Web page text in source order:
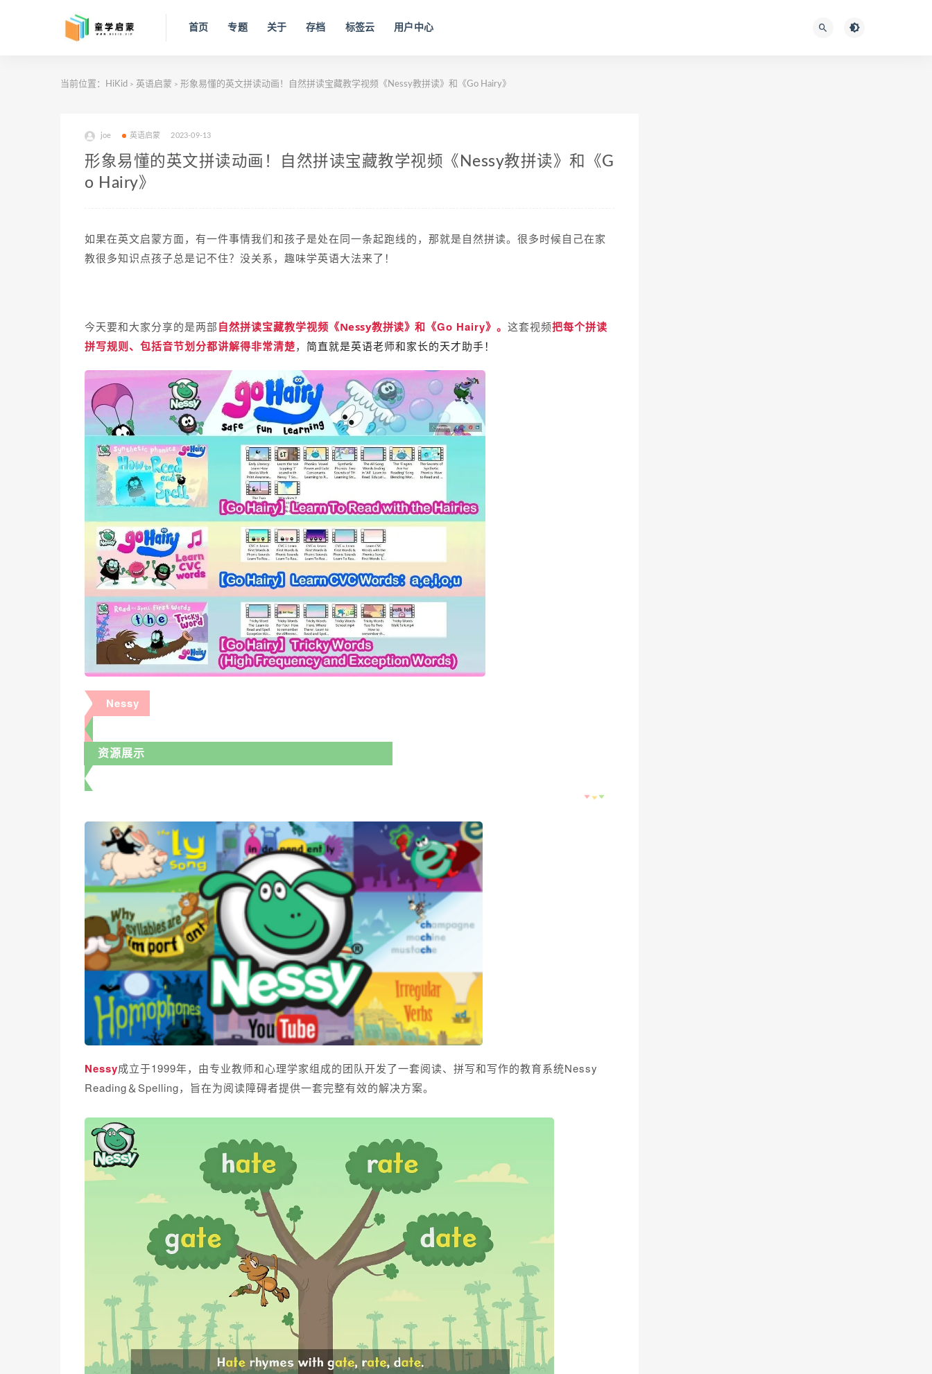
首页 专题 关于 存档 标签云 用户中心
当前位置： HiKid > 英语启蒙 > 形象易懂的英文拼读动画！自然拼读宝藏教学视频《Nessy教拼读》和《Go Hairy》
joe 英语启蒙 2023-09-13
形象易懂的英文拼读动画！自然拼读宝藏教学视频《Nessy教拼读》和《G
o Hairy》
如果在英文启蒙方面，有一件事情我们和孩子是处在同一条起跑线的，那就是自然拼读。很多时候自己在家
教很多知识点孩子总是记不住？没关系，趣味学英语大法来了！
今天要和大家分享的是两部自然拼读宝藏教学视频 《Nessy教拼读》和《Go Hairy》。这套视频把每个拼读
拼写规则、包括音节划分都讲解得非常清楚， 简直就是英语老师和家长的天才助手！
Nessy
资源展示
Nessy成立于1999年，由专业教师和心理学家组成的团队开发了一套阅读、拼写和写作的教育系统Nessy
Reading＆Spelling，旨在为阅读障碍者提供一套完整有效的解决方案。